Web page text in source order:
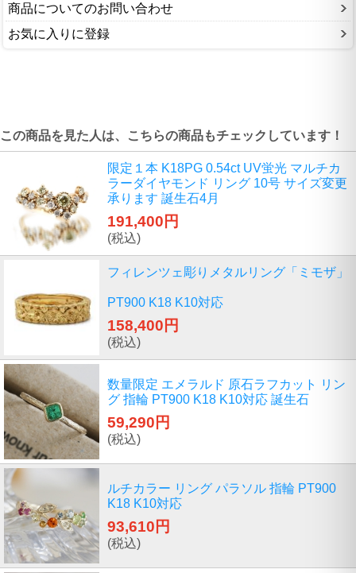
商品についてのお問い合わせ
お気に入りに登録
この商品を見た人は、こちらの商品もチェックしています！
限定１本 K18PG 0.54ct UV蛍光 マルチカ
ラーダイヤモンド リング 10号 サイズ変更
承ります 誕生石4月
191,400円
(税込)
フィレンツェ彫りメタルリング「ミモザ」
PT900 K18 K10対応
158,400円
(税込)
数量限定 エメラルド 原石ラフカット リン
グ 指輪 PT900 K18 K10対応 誕生石
59,290円
(税込)
ルチカラー リング パラソル 指輪 PT900
K18 K10対応
93,610円
(税込)